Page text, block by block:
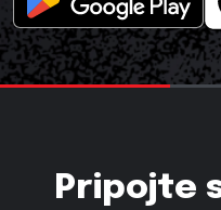
Pripojte